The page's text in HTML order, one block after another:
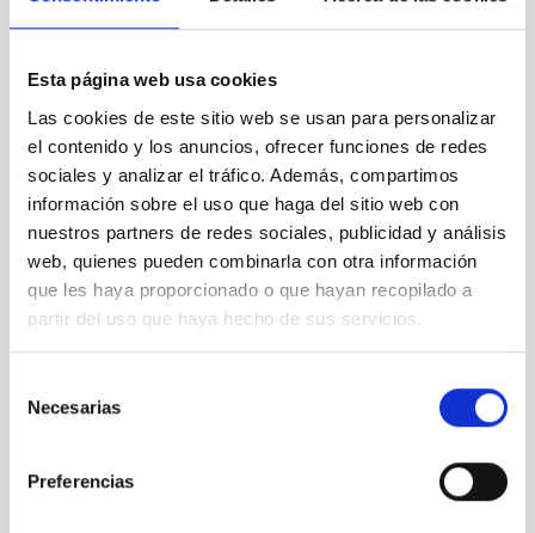
Esta página web usa cookies
Las cookies de este sitio web se usan para personalizar
el contenido y los anuncios, ofrecer funciones de redes
sociales y analizar el tráfico. Además, compartimos
información sobre el uso que haga del sitio web con
nuestros partners de redes sociales, publicidad y análisis
web, quienes pueden combinarla con otra información
que les haya proporcionado o que hayan recopilado a
partir del uso que haya hecho de sus servicios.
Necesarias
Preferencias
BIA_0119